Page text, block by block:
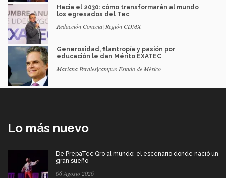
Hacia el 2030: cómo transformarán al mundo
los egresados del Tec
Redacción Conecta| Región CDMX
Generosidad, filantropía y pasión por
educación le dan Mérito EXATEC
Mariana Perales|campus Estado de México
Lo más nuevo
De PrepaTec Qro al mundo: el escenario donde nació un
gran sueño
06 Agosto 2026